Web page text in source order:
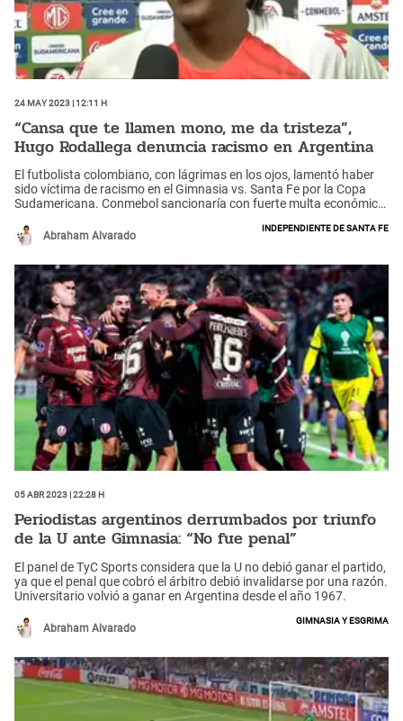
24 May 2023 | 12:11 h
“Cansa que te llamen mono, me da tristeza”,
Hugo Rodallega denuncia racismo en Argentina
El futbolista colombiano, con lágrimas en los ojos, lamentó haber
sido víctima de racismo en el Gimnasia vs. Santa Fe por la Copa
Sudamericana. Conmebol sancionaría con fuerte multa económica
Abraham Alvarado
Independiente de Santa Fe
05 Abr 2023 | 22:28 h
Periodistas argentinos derrumbados por triunfo
de la U ante Gimnasia: “No fue penal”
El panel de TyC Sports considera que la U no debió ganar el partido,
ya que el penal que cobró el árbitro debió invalidarse por una razón.
Universitario volvió a ganar en Argentina desde el año 1967.
Abraham Alvarado
Gimnasia y Esgrima